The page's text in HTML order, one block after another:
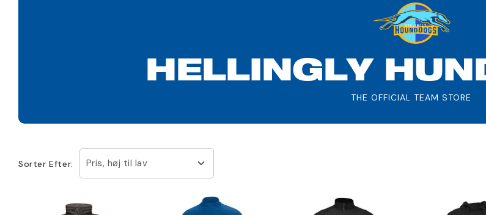
HELLINGLY
THE OFFICIAL TEAM STORE
Sorter Efter: Pris, høj til lav